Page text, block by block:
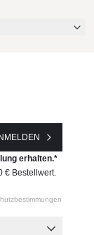
in Ruhe in
erhalten.*
€ Bestellwert.